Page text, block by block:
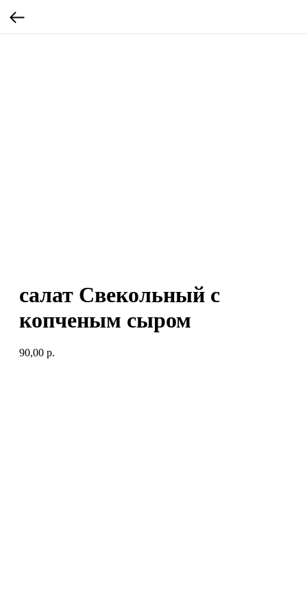
салат Свекольный с
копченым сыром
90,00 р.